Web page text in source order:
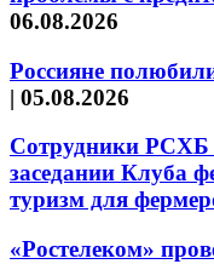
06.08.2026
Россияне
| 05.08.2026
Сотрудники РСХБ
заседании Клуба
туризм для
«Ростелеком»